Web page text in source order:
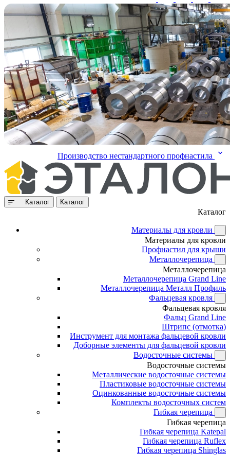
Производство нестандартного профнастила
Каталог Каталог
Каталог
Материалы для кровли
Материалы для кровли
Профнастил для крыши
Металлочерепица
Металлочерепица
Металлочерепица Grand Line
Металлочерепица Металл Профиль
Фальцевая кровля
Фальцевая кровля
Фальц Grand Line
Штрипс (отмотка)
Инструмент для монтажа фальцевой кровли
Доборные элементы для фальцевой кровли
Водосточные системы
Водосточные системы
Металлические водосточные системы
Пластиковые водосточные системы
Оцинкованные водосточные системы
Комплекты водосточных систем
Гибкая черепица
Гибкая черепица
Гибкая черепица Katepal
Гибкая черепица Ruflex
Гибкая черепица Shinglas